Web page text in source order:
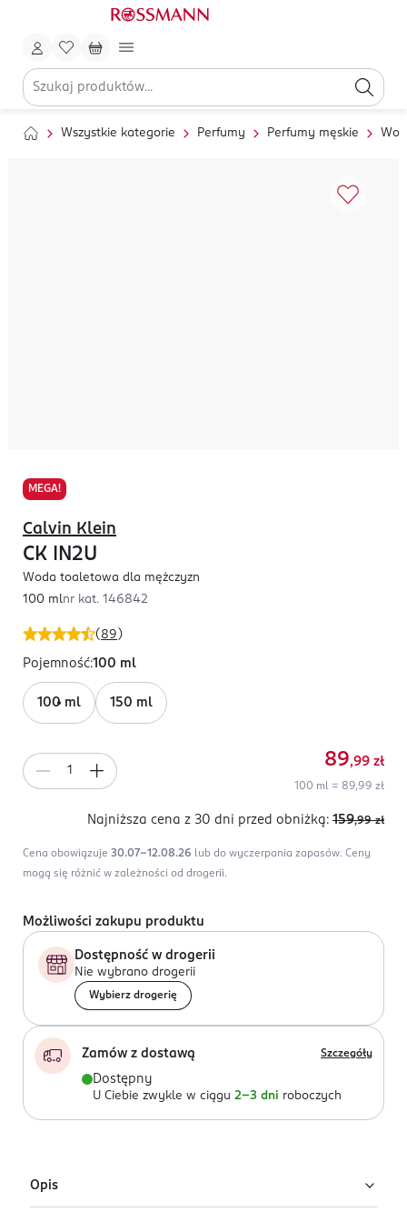
Wszystkie kategorie Perfumy Perfumy męskie
MEGA!
( 89 )
Calvin Klein
CK IN2U
Woda toaletowa dla mężczyzn
100 mlnr kat. 146842
Pojemność:100 ml
100 ml 150 ml
89,99 zł
100 ml = 89,99 zł
Najniższa cena z 30 dni przed obniżką: 159,99 zł
Cena obowiązuje 30.07-12.08.26 lub do wyczerpania zapasów. Ceny
mogą się różnić w zależności od drogerii.
Możliwości zakupu produktu
Dostępność w drogerii
Nie wybrano drogerii
Wybierz drogerię
Zamów z dostawą Szczegóły
Dostępny
U Ciebie zwykle w ciągu 2-3 dni roboczych
Opis